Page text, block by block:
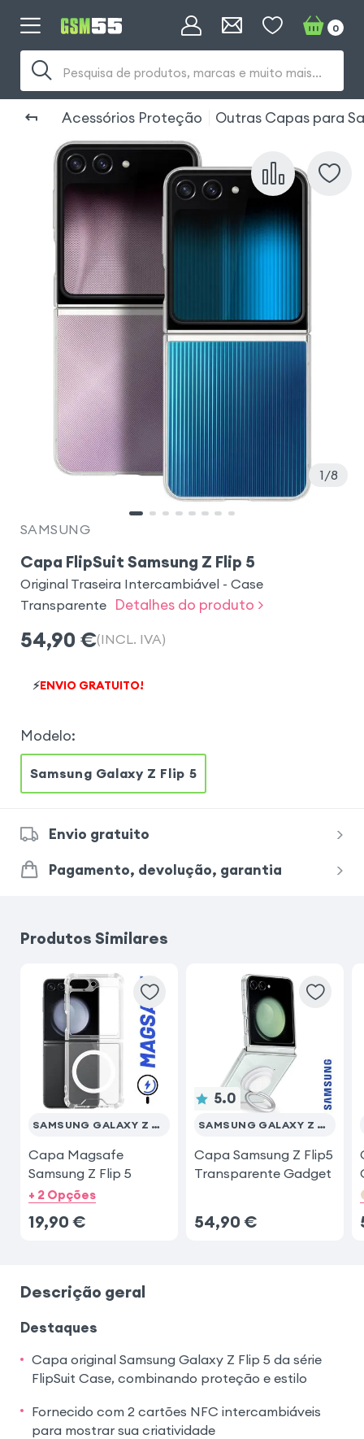
Pesquisa de produtos, marcas e muito mais...
0
Acessórios Proteção Outras Capas para
1 8
SAMSUNG
Capa FlipSuit Samsung Z Flip 5
Original Traseira Intercambiável - Case
Transparente
Detalhes do produto >
54,90 €(INCL. IVA)
⚡ENVIO GRATUITO!
Modelo:
Samsung Galaxy Z Flip 5
Envio gratuito
Pagamento, devolução, garantia
Produtos Similares
SAMSUNG GALAXY Z FLIP 5
Capa Magsafe
Samsung Z Flip 5
+ 2 Opções
19,90 €
5.0
SAMSUNG GALAXY Z FLIP 5
Capa Samsung Z Flip5
Transparente Gadget
54,90 €
Descrição geral
Destaques
Capa original Samsung Galaxy Z Flip 5 da série
FlipSuit Case, combinando proteção e estilo
Fornecido com 2 cartões NFC intercambiáveis
para mostrar sua criatividade